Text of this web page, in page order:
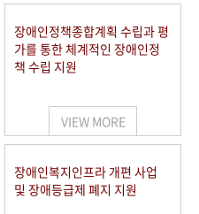
장애인정책종합계획 수립과 평
가를 통한 체계적인 장애인정
책 수립 지원
VIEW MORE
장애인복지인프라 개편 사업
및 장애등급제 폐지 지원